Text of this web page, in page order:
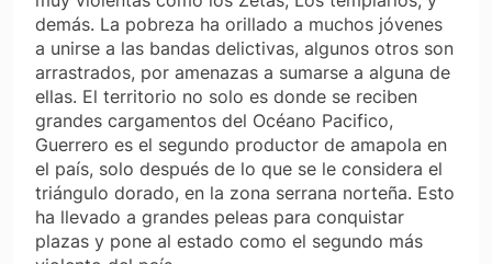
demás. La pobreza ha orillado a muchos jóvenes
a unirse a las bandas delictivas, algunos otros son
arrastrados, por amenazas a sumarse a alguna de
ellas. El territorio no solo es donde se reciben
grandes cargamentos del Océano Pacifico,
Guerrero es el segundo productor de amapola en
el país, solo después de lo que se le considera el
triángulo dorado, en la zona serrana norteña. Esto
ha llevado a grandes peleas para conquistar
plazas y pone al estado como el segundo más